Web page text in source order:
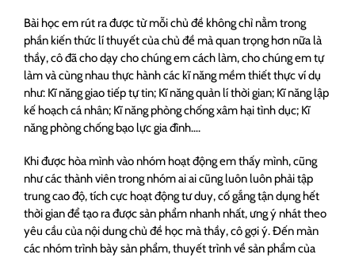
Bài học em rút ra được từ mỗi chủ đề không chỉ nằm trong
phần kiến thức lí thuyết của chủ đề mà quan trọng hơn nữa là
thầy, cô đã cho dạy cho chúng em cách làm, cho chúng em tự
làm và cùng nhau thực hành các kĩ năng mềm thiết thực ví dụ
như: Kĩ năng giao tiếp tự tin; Kĩ năng quản lí thời gian; Kĩ năng lập
kế hoạch cá nhân; Kĩ năng phòng chống xâm hại tình dục; Kĩ
năng phòng chống bạo lực gia đình….
Khi được hòa mình vào nhóm hoạt động em thấy mình, cũng
như các thành viên trong nhóm ai ai cũng luôn luôn phải tập
trung cao độ, tích cực hoạt động tư duy, cố gắng tận dụng hết
thời gian để tạo ra được sản phẩm nhanh nhất, ưng ý nhát theo
yêu cầu của nội dung chủ đề học mà thầy, cô gợi ý. Đến màn
các nhóm trình bày sản phẩm, thuyết trình về sản phẩm của